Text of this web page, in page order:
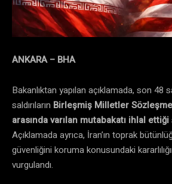
ANKARA – BHA
Bakanlıktan yapılan açıklamada, son
saldırıların Birleşmiş Milletler
arasında varılan mutabakatı ihlal ettiği
Açıklamada ayrıca, İran’ın toprak
güvenliğini koruma konusundaki
vurgulandı.